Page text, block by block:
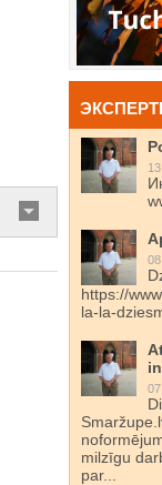
https://
la-la-
milzīgu
par...